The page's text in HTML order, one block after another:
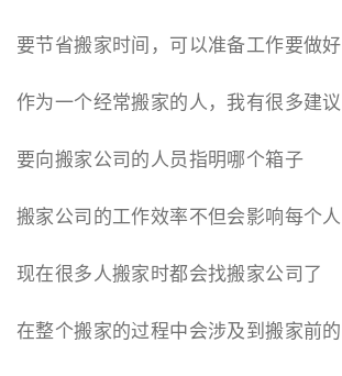
要节省搬家时间，可以准备工作要做好
作为一个经常搬家的人，我有很多建议
要向搬家公司的人员指明哪个箱子
搬家公司的工作效率不但会影响每个人
现在很多人搬家时都会找搬家公司了
在整个搬家的过程中会涉及到搬家前的